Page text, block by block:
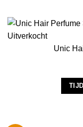
Uitverkocht
Unic